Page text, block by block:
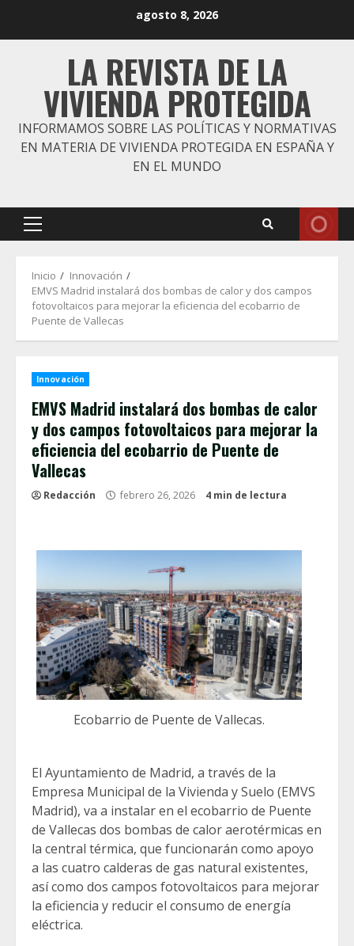
agosto 8, 2026
LA REVISTA DE LA
VIVIENDA PROTEGIDA
INFORMAMOS SOBRE LAS POLÍTICAS Y NORMATIVAS
EN MATERIA DE VIVIENDA PROTEGIDA EN ESPAÑA Y
EN EL MUNDO
Menú
Inicio
Innovación
EMVS Madrid instalará dos bombas de calor y dos campos
fotovoltaicos para mejorar la eficiencia del ecobarrio de
Puente de Vallecas
Innovación
EMVS Madrid instalará dos bombas de calor
y dos campos fotovoltaicos para mejorar la
eficiencia del ecobarrio de Puente de
Vallecas
Redacción febrero 26, 2026 4 min de lectura
Ecobarrio de Puente de Vallecas.
El Ayuntamiento de Madrid, a través de la
Empresa Municipal de la Vivienda y Suelo (EMVS
Madrid), va a instalar en el ecobarrio de Puente
de Vallecas dos bombas de calor aerotérmicas en
la central térmica, que funcionarán como apoyo
a las cuatro calderas de gas natural existentes,
así como dos campos fotovoltaicos para mejorar
la eficiencia y reducir el consumo de energía
eléctrica.